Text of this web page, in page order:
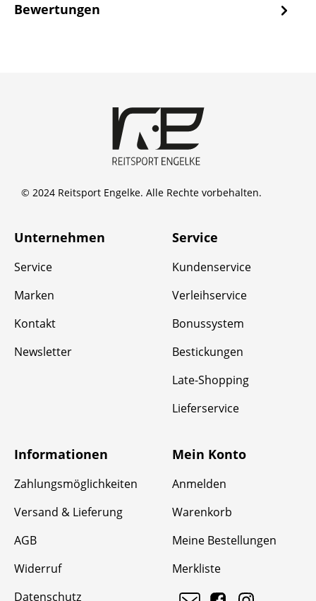
Bewertungen
© 2024 Reitsport Engelke. Alle Rechte vorbehalten.
Unternehmen
Service
Marken
Kontakt
Newsletter
Service
Kundenservice
Verleihservice
Bonussystem
Bestickungen
Late-Shopping
Lieferservice
Informationen
Zahlungsmöglichkeiten
Versand & Lieferung
AGB
Widerruf
Datenschutz
Mein Konto
Anmelden
Warenkorb
Meine Bestellungen
Merkliste